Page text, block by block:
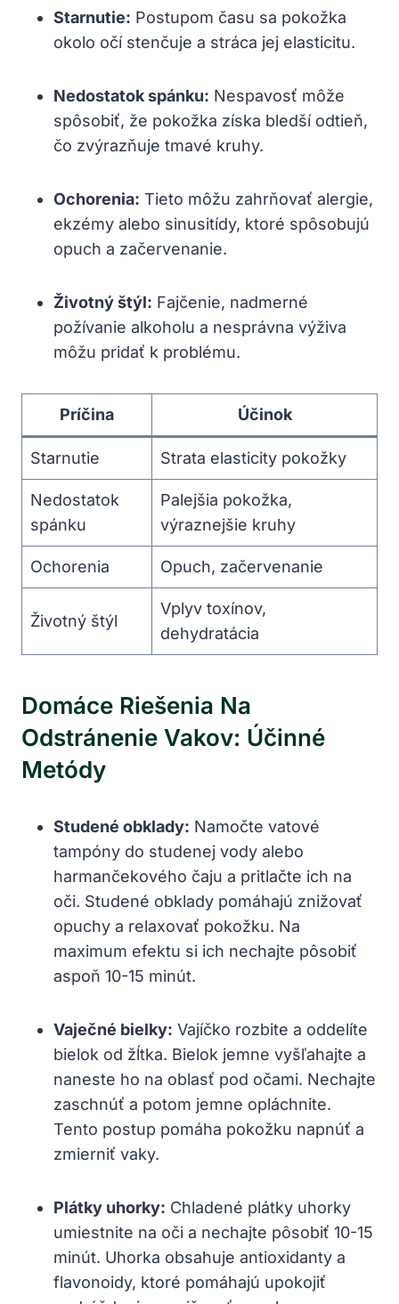
Starnutie: Postupom času sa pokožka
okolo očí stenčuje a⁤ stráca jej elasticitu.
Nedostatok spánku: Nespavosť môže
spôsobiť, že pokožka získa bledší odtieň,
čo zvýrazňuje tmavé kruhy.
Ochorenia: Tieto môžu ⁣zahrňovať alergie,
ekzémy alebo sinusitídy, ktoré spôsobujú
opuch a začervenanie.
Životný štýl: Fajčenie, nadmerné
požívanie alkoholu a nesprávna ⁣výživa
⁢môžu pridať ‍k problému.
Príčina Účinok
Starnutie Strata elasticity pokožky
Nedostatok
spánku
Palejšia pokožka,
výraznejšie kruhy
Ochorenia Opuch, začervenanie
Životný štýl
Vplyv toxínov,
⁢dehydratácia
Domáce Riešenia Na
Odstránenie Vakov: Účinné
Metódy
Studené obklady: Namočte vatové
tampóny do studenej vody alebo
harmančekového ⁣čaju a pritlačte ich na
oči. Studené obklady pomáhajú znižovať
opuchy a relaxovať ⁢pokožku. Na
maximum ‍efektu si ich ⁣nechajte pôsobiť
aspoň 10-15 minút.
Vaječné ‌bielky: ‌Vajíčko rozbite a oddelíte
bielok od žĺtka. Bielok jemne vyšľahajte a
naneste ho ⁤na oblasť ⁤pod očami. Nechajte
zaschnúť a potom ⁢jemne opláchnite.
Tento postup pomáha pokožku napnúť a
zmierniť vaky.
Plátky uhorky: Chladené⁤ plátky uhorky
umiestnite ⁢na‍ oči a nechajte pôsobiť 10-15
minút. Uhorka obsahuje antioxidanty a
flavonoidy, ktoré pomáhajú upokojiť